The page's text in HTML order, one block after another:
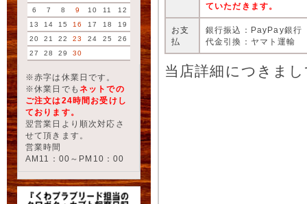
6
7 8 9 10 11
12
13
14 15 16 17 18
19
20
21 22 23 24 25
26
27
28 29 30
※赤字は休業日です。
※休業日でも ネットでの
ご注文は24時間お受けし
ております。
翌営業日より順次対応さ
せて頂きます。
営業時間
AM11：00～PM10：00
ていただきます。
お支
払
銀行振込：PayPay銀行
代金引換：ヤマト運輸
当店詳細につきま